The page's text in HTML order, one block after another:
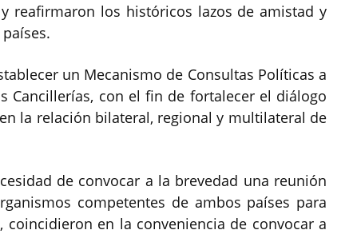
reafirmaron los históricos lazos de amistad y
un Mecanismo de Consultas Políticas a
Cancillerías, con el fin de fortalecer el diálogo
la relación bilateral, regional y multilateral de
de convocar a la brevedad una reunión
competentes de ambos países para
en la conveniencia de convocar a